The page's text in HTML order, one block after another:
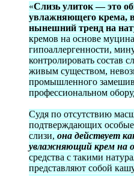
«Слизь улиток — это
увлажняющего крема,
нынешний тренд на
кремов на основе
гипоаллергенности,
контролировать состав
живым существом,
промышленного
профессиональном
Судя по отсутствию
подтверждающих особые
слизи, она действует
увлажняющий крем на
средства с такими
представляют собой